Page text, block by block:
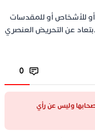
للأشخاص أو للمقدسات
عن التحريض العنصري
0
وليس عن رأي